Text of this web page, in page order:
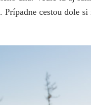
Prípadne cestou dole